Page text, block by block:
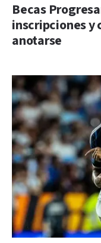
Becas
inscripciones y
anotarse